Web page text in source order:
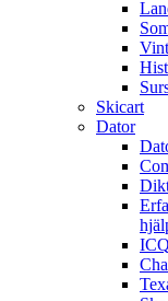
Skicart
Dator
ICQ